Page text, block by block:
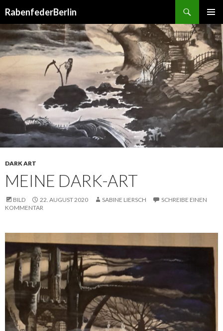
RabenfederBerlin
MENÜ
ZUM
INHALT
DARK ART
MEINE DARK-ART
BILD 22. AUGUST 2020 SABINE LIERSCH
SCHREIBE EINEN
KOMMENTAR